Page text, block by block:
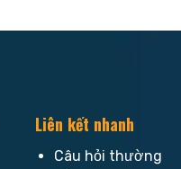
Liên kết nhanh
Câu hỏi thường